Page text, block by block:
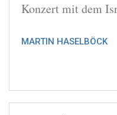
Konzert mit dem
MARTIN HASELBÖCK